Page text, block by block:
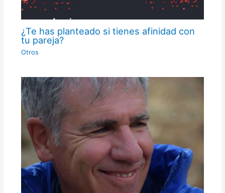
¿Te has planteado si tienes afinidad con
tu pareja?
Otros